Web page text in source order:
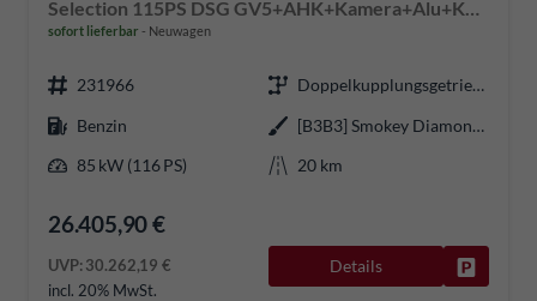
sofort lieferbar Neuwagen
231966
Doppelkupplungsgetriebe (DSG)
Benzin
[B3B3] Smokey Diamond-Silber Metallic
85 kW (116 PS)
20 km
26.405,90 €
UVP:30.262,19 €
incl. 20% MwSt.
Details